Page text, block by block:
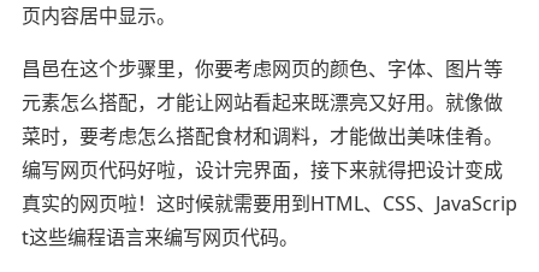
页内容居中显示。
昌邑在这个步骤里，你要考虑网页的颜色、字体、图片等
元素怎么搭配，才能让网站看起来既漂亮又好用。就像做
菜时，要考虑怎么搭配食材和调料，才能做出美味佳肴。
编写网页代码好啦，设计完界面，接下来就得把设计变成
真实的网页啦！这时候就需要用到HTML、CSS、JavaScrip
t这些编程语言来编写网页代码。